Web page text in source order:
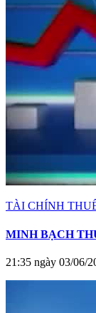
TÀI CHÍNH
MINH BẠCH
21:35 ngày 03/06/